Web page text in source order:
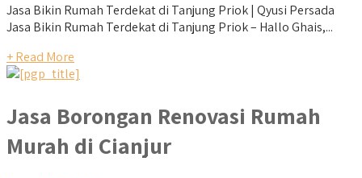
Jasa Bikin Rumah Terdekat di Tanjung Priok | Qyusi Persada
Jasa Bikin Rumah Terdekat di Tanjung Priok – Hallo Ghais,...
+ Read More
Jasa Borongan Renovasi Rumah
Murah di Cianjur